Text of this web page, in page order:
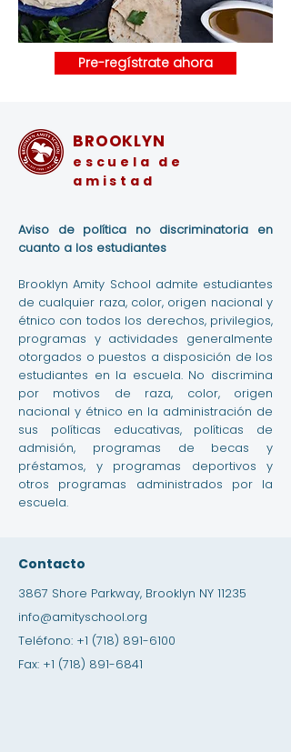
Pre-regístrate ahora
BROOKLYN
escuela de
amistad
Aviso de política no discriminatoria en
cuanto a los estudiantes
Brooklyn Amity School admite estudiantes
de cualquier raza, color, origen nacional y
étnico con todos los derechos, privilegios,
programas y actividades generalmente
otorgados o puestos a disposición de los
estudiantes en la escuela. No discrimina
por motivos de raza, color, origen
nacional y étnico en la administración de
sus políticas educativas, políticas de
admisión, programas de becas y
préstamos, y programas deportivos y
otros programas administrados por la
escuela.
Contacto
3867 Shore Parkway, Brooklyn NY 11235
info@amityschool.org
Teléfono: +1 (718) 891-6100
Fax: +1 (718) 891-6841